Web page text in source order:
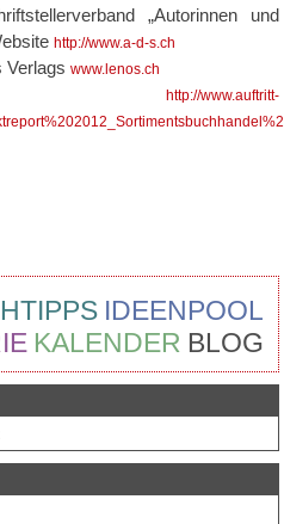
„Autorinnen und
http://www.a-d-s.ch
Verlagswww.lenos.ch
http://www.auftritt-
IDEENPOOL
BLOG
KALENDER